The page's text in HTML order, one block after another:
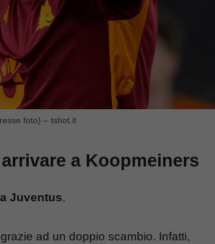
foto) – tshot.it
a Koopmeiners
Juventus.
ad un doppio scambio. Infatti,